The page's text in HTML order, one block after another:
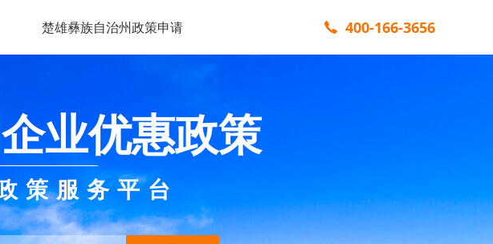
楚雄彝族自治州政策申请 400-166-3656
业优惠政策
策服务平台